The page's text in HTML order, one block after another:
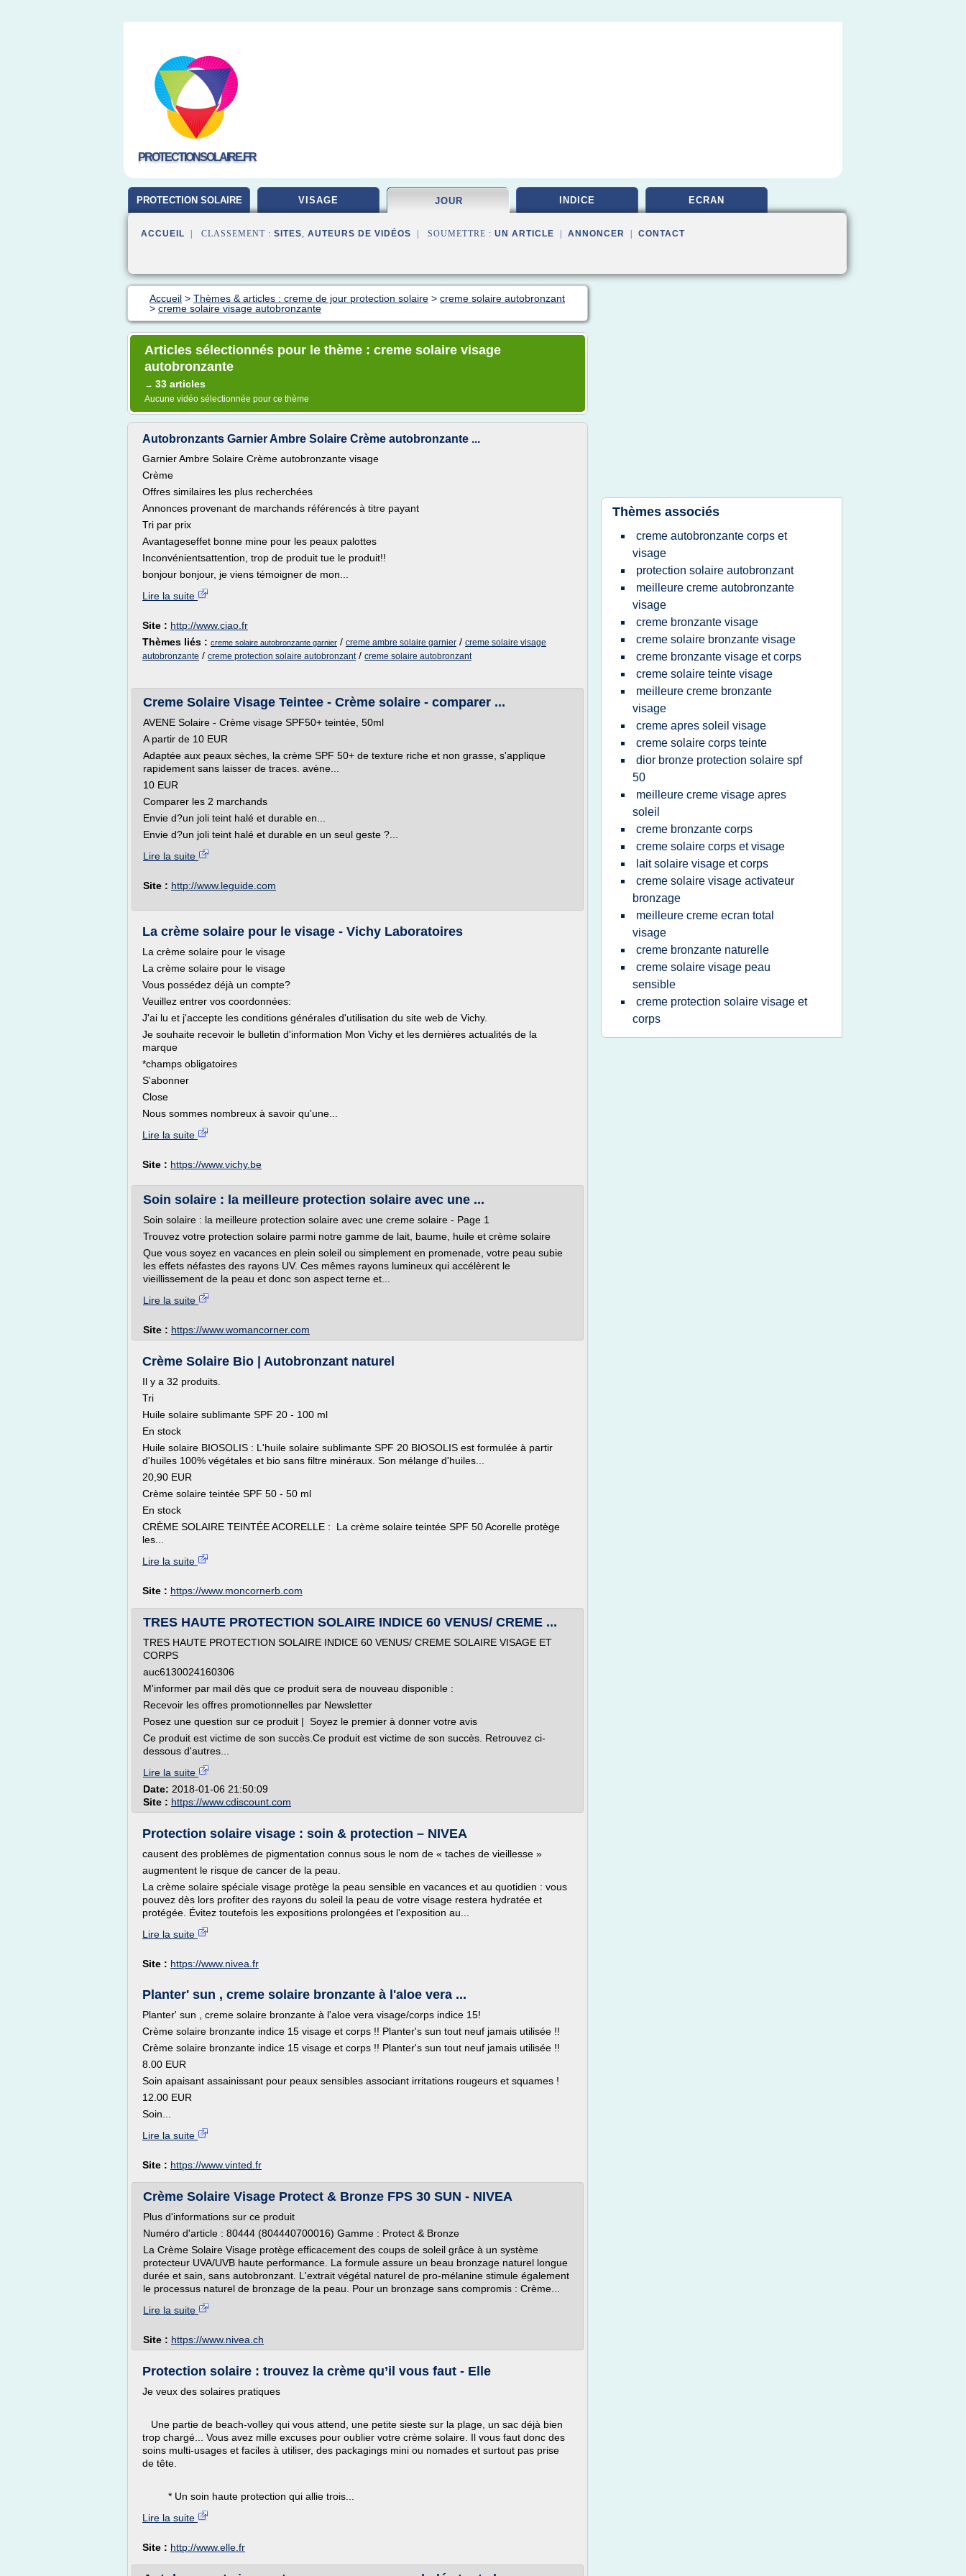
PROTECTIONSOLAIRE.FR
PROTECTION SOLAIRE VISAGE JOUR INDICE ECRAN
ACCUEIL | CLASSEMENT : SITES, AUTEURS DE VIDÉOS | SOUMETTRE : UN ARTICLE ANNONCER CONTACT
Accueil > Thèmes & articles : creme de jour protection solaire > creme solaire autobronzant
> creme solaire visage autobronzante
Articles sélectionnés pour le thème : creme solaire visage
autobronzante
→ 33 articles
Aucune vidéo sélectionnée pour ce thème
Autobronzants Garnier Ambre Solaire Crème autobronzante ...
Garnier Ambre Solaire Crème autobronzante visage
Crème
Offres similaires les plus recherchées
Annonces provenant de marchands référencés à titre payant
Tri par prix
Avantageseffet bonne mine pour les peaux palottes
Inconvénientsattention, trop de produit tue le produit!!
bonjour bonjour, je viens témoigner de mon...
Lire la suite
Site : http://www.ciao.fr
Thèmes liés : creme solaire autobronzante garnier / creme ambre solaire garnier / creme solaire visage
autobronzante / creme protection solaire autobronzant/ creme solaire autobronzant
Creme Solaire Visage Teintee - Crème solaire - comparer ...
AVENE Solaire - Crème visage SPF50+ teintée, 50ml
A partir de 10 EUR
Adaptée aux peaux sèches, la crème SPF 50+ de texture riche et non grasse, s'applique
rapidement sans laisser de traces. avène...
10 EUR
Comparer les 2 marchands
Envie d?un joli teint halé et durable en...
Envie d?un joli teint halé et durable en un seul geste ?...
Lire la suite
Site : http://www.leguide.com
La crème solaire pour le visage - Vichy Laboratoires
La crème solaire pour le visage
La crème solaire pour le visage
Vous possédez déjà un compte?
Veuillez entrer vos coordonnées:
J'ai lu et j'accepte les conditions générales d'utilisation du site web de Vichy.
Je souhaite recevoir le bulletin d'information Mon Vichy et les dernières actualités de la
marque
*champs obligatoires
S'abonner
Close
Nous sommes nombreux à savoir qu'une...
Lire la suite
Site : https://www.vichy.be
Soin solaire : la meilleure protection solaire avec une ...
Soin solaire : la meilleure protection solaire avec une creme solaire - Page 1
Trouvez votre protection solaire parmi notre gamme de lait, baume, huile et crème solaire
Que vous soyez en vacances en plein soleil ou simplement en promenade, votre peau subie
les effets néfastes des rayons UV. Ces mêmes rayons lumineux qui accélèrent le
vieillissement de la peau et donc son aspect terne et...
Lire la suite
Site : https://www.womancorner.com
Crème Solaire Bio | Autobronzant naturel
Il y a 32 produits.
Tri
Huile solaire sublimante SPF 20 - 100 ml
En stock
Huile solaire BIOSOLIS : L'huile solaire sublimante SPF 20 BIOSOLIS est formulée à partir
d'huiles 100% végétales et bio sans filtre minéraux. Son mélange d'huiles...
20,90 EUR
Crème solaire teintée SPF 50 - 50 ml
En stock
CRÈME SOLAIRE TEINTÉE ACORELLE : La crème solaire teintée SPF 50 Acorelle protège
les...
Lire la suite
Site : https://www.moncornerb.com
TRES HAUTE PROTECTION SOLAIRE INDICE 60 VENUS/ CREME ...
TRES HAUTE PROTECTION SOLAIRE INDICE 60 VENUS/ CREME SOLAIRE VISAGE ET
CORPS
auc6130024160306
M'informer par mail dès que ce produit sera de nouveau disponible :
Recevoir les offres promotionnelles par Newsletter
Posez une question sur ce produit | Soyez le premier à donner votre avis
Ce produit est victime de son succès.Ce produit est victime de son succès. Retrouvez ci-
dessous d'autres...
Lire la suite
Date: 2018-01-06 21:50:09
Site : https://www.cdiscount.com
Protection solaire visage : soin & protection – NIVEA
causent des problèmes de pigmentation connus sous le nom de « taches de vieillesse »
augmentent le risque de cancer de la peau.
La crème solaire spéciale visage protège la peau sensible en vacances et au quotidien : vous
pouvez dès lors profiter des rayons du soleil la peau de votre visage restera hydratée et
protégée. Évitez toutefois les expositions prolongées et l'exposition au...
Lire la suite
Site : https://www.nivea.fr
Planter' sun , creme solaire bronzante à l'aloe vera ...
Planter' sun , creme solaire bronzante à l'aloe vera visage/corps indice 15!
Crème solaire bronzante indice 15 visage et corps !! Planter's sun tout neuf jamais utilisée !!
Crème solaire bronzante indice 15 visage et corps !! Planter's sun tout neuf jamais utilisée !!
8.00 EUR
Soin apaisant assainissant pour peaux sensibles associant irritations rougeurs et squames !
12.00 EUR
Soin...
Lire la suite
Site : https://www.vinted.fr
Crème Solaire Visage Protect & Bronze FPS 30 SUN - NIVEA
Plus d'informations sur ce produit
Numéro d'article : 80444 (804440700016) Gamme : Protect & Bronze
La Crème Solaire Visage protège efficacement des coups de soleil grâce à un système
protecteur UVA/UVB haute performance. La formule assure un beau bronzage naturel longue
durée et sain, sans autobronzant. L'extrait végétal naturel de pro-mélanine stimule également
le processus naturel de bronzage de la peau. Pour un bronzage sans compromis : Crème...
Lire la suite
Site : https://www.nivea.ch
Protection solaire : trouvez la crème qu’il vous faut - Elle
Je veux des solaires pratiques
Une partie de beach-volley qui vous attend, une petite sieste sur la plage, un sac déjà bien
trop chargé... Vous avez mille excuses pour oublier votre crème solaire. Il vous faut donc des
soins multi-usages et faciles à utiliser, des packagings mini ou nomades et surtout pas prise
de tête.
* Un soin haute protection qui allie trois...
Lire la suite
Site : http://www.elle.fr
Thèmes associés
creme autobronzante corps et
visage
protection solaire autobronzant
meilleure creme autobronzante
visage
creme bronzante visage
creme solaire bronzante visage
creme bronzante visage et corps
creme solaire teinte visage
meilleure creme bronzante
visage
creme apres soleil visage
creme solaire corps teinte
dior bronze protection solaire spf
50
meilleure creme visage apres
soleil
creme bronzante corps
creme solaire corps et visage
lait solaire visage et corps
creme solaire visage activateur
bronzage
meilleure creme ecran total
visage
creme bronzante naturelle
creme solaire visage peau
sensible
creme protection solaire visage et
corps